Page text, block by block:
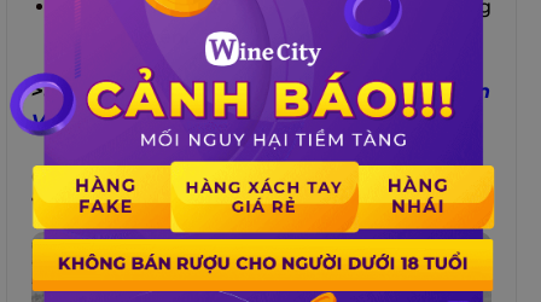
Nêm nếm lại đường cho vừa ăn, rắc ít vừng
rang lên trên.
>>>Chi Tiết Cách Chưng Yến Táo Đỏ Hạt Sen
Vị Ngọt Thanh Tự Nhiên
GHI NHỚ CÁC ĐIỀU SAU KHI SỬ DỤNG
TỔ YẾN CHO NGƯỜI GIÀ